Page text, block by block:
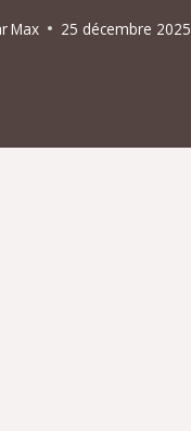
Max 25 décembre 2025